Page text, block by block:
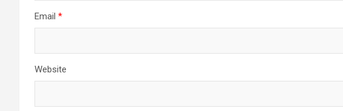
Email *
Website